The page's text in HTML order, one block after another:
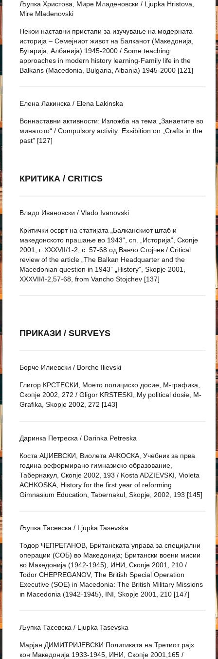
Љупка Христова, Мире Младеновски / Ljupka Hristova,
Mire Mladenovski
Некои наставни пристапи за изучување на модерната
историја – Семејниот живот на Балканот (Македонија,
Бугарија, Албанија) 1945-2000 / Some teaching
approaches in modern history learning-Family life in the
Balkans (Macedonia, Bulgaria, Albania) 1945-2000 [121]
Елена Лакинска / Elena Lakinska
Воннаставни активности: Изложба на тема „Занаетите во
минатото“ / Compulsory activity: Exsibition on „Crafts in the
past” [127]
КРИТИКА / CRITICS
Владо Ивановски / Vlado Ivanovski
Критички осврт на статијата „Балканскиот штаб и
македонското прашање во 1943“, сп. „Историја“, Скопје
2001, г. XXXVII/1-2, с. 57-68 од Ванчо Стојчев / Critical
review of the article „The Balkan Headquarter and the
Macedonian question in 1943” „History”, Skopje 2001,
XXXVII/I-2,57-68, from Vancho Stojchev [137]
ПРИКАЗИ / SURVEYS
Борче Илиевски / Borche Ilievski
Глигор КРСТЕСКИ, Моето полициско досие, М-графика,
Скопје 2002, 272 / Gligor KRSTESKI, My political dosie, M-
Grafika, Skopje 2002, 272 [143]
Даринка Петреска / Darinka Petreska
Коста АЏИЕВСКИ, Виолета АЧКОСКА, Учебник за прва
година реформирано гимназиско образование,
Табернакул, Скопје 2002, 193 / Kosta ADZIEVSKI, Violeta
ACHKOSKA, History for the first year of reforming
Gimnasium Education, Tabernakul, Skopje, 2002, 193 [145]
Љупка Тасевска / Ljupka Tasevska
Тодор ЧЕПРЕГАНОВ, Британската управа за специјални
операции (СОБ) во Македонија; Британски воени мисии
во Македонија (1942-1945), ИНИ, Скопје 2001, 210 /
Todor CHEPREGANOV, The British Special Operation
Executive (SOE) in Macedonia: The British Military Missions
in Macedonia (1942-1945), INI, Skopje 2001, 210 [147]
Љупка Тасевска / Ljupka Tasevska
Марјан ДИМИТРИЈЕВСКИ Политиката на Третиот рајх
кон Македонија 1933-1945, ИНИ, Скопје 2001,165 /